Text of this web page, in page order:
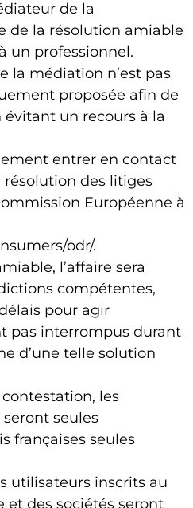
de la
de la résolution amiable
un professionnel.
la médiation n’est pas
proposée afin de
un recours à la
entrer en contact
des litiges
Européenne à
odr/.
l’affaire sera
compétentes,
pour agir
pas interrompus durant
d’une telle solution
les
seules
françaises seules
utilisateurs inscrits au
des sociétés seront